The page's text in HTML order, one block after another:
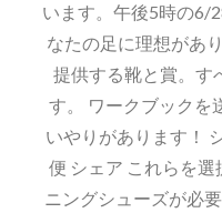
います。午後5時の6/
なたの足に理想があ
提供する靴と賞。す
す。 ワークブックを
いやりがあります！
便 シェア これらを
ニングシューズが必